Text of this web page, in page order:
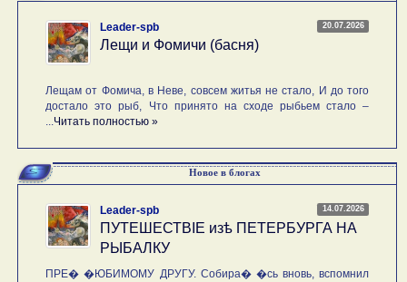
20.07.2026
Leader-spb
Лещи и Фомичи (басня)
Лещам от Фомича, в Неве, совсем житья не стало, И до того
достало это рыб, Что принято на сходе рыбьем стало –
...Читать полностью »
Новое в блогах
14.07.2026
Leader-spb
ПУТЕШЕСТВIE изѣ ПЕТЕРБУРГА НА
РЫБАЛКУ
ПРЕ� �ЮБИМОМУ ДРУГУ. Собира� �сь вновь, вспомнил